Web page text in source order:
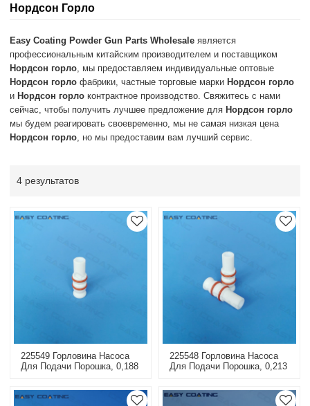
Нордсон Горло
Easy Coating Powder Gun Parts Wholesale является
профессиональным китайским производителем и поставщиком
Нордсон горло , мы предоставляем индивидуальные оптовые
Нордсон горло фабрики, частные торговые маркиНордсон горло
иНордсон горло контрактное производство. Свяжитесь с нами
сейчас, чтобы получить лучшее предложение дляНордсон горло
мы будем реагировать своевременно, мы не самая низкая цена
Нордсон горло , но мы предоставим вам лучший сервис.
4 результатов
225549 Горловина Насоса
Для Подачи Порошка, 0,188
225548 Горловина Насоса
Для Подачи Порошка, 0,213